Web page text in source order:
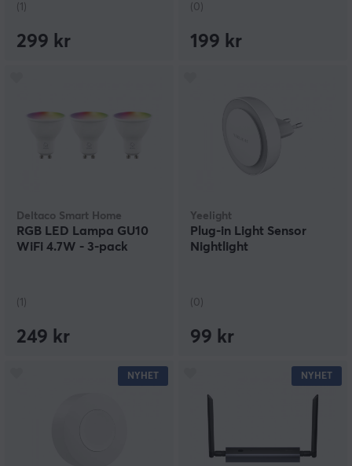
(1)
299 kr
(0)
199 kr
Deltaco Smart Home
RGB LED Lampa GU10
WiFi 4.7W - 3-pack
(1)
249 kr
Yeelight
Plug-in Light Sensor
Nightlight
(0)
99 kr
NYHET NYHET